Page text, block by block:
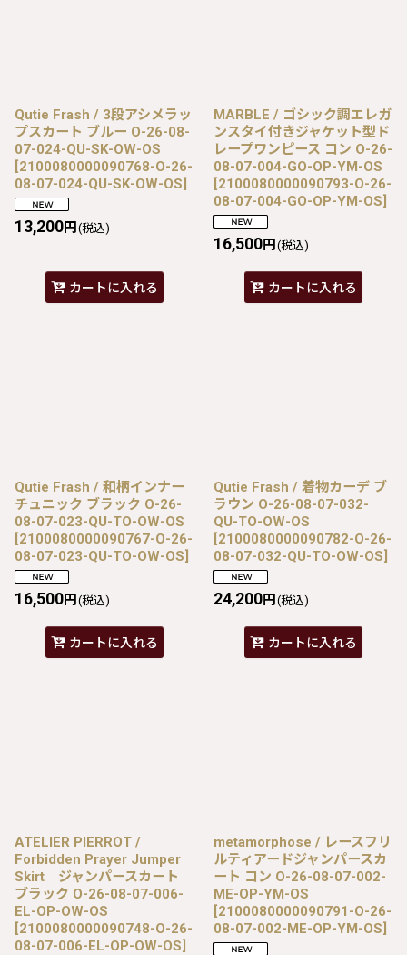
Qutie Frash / 3段アシメラッ
プスカート ブルー O-26-08-
07-024-QU-SK-OW-OS
[2100080000090768-O-26-
08-07-024-QU-SK-OW-OS]
13,200円 (税込)
カートに入れる
MARBLE / ゴシック調エレガ
ンスタイ付きジャケット型ド
レープワンピース コン O-26-
08-07-004-GO-OP-YM-OS
[2100080000090793-O-26-
08-07-004-GO-OP-YM-OS]
16,500円 (税込)
カートに入れる
Qutie Frash / 和柄インナー
チュニック ブラック O-26-
08-07-023-QU-TO-OW-OS
[2100080000090767-O-26-
08-07-023-QU-TO-OW-OS]
16,500円 (税込)
カートに入れる
Qutie Frash / 着物カーデ ブ
ラウン O-26-08-07-032-
QU-TO-OW-OS
[2100080000090782-O-26-
08-07-032-QU-TO-OW-OS]
24,200円 (税込)
カートに入れる
ATELIER PIERROT /
Forbidden Prayer Jumper
Skirt ジャンパースカート
ブラック O-26-08-07-006-
EL-OP-OW-OS
[2100080000090748-O-26-
08-07-006-EL-OP-OW-OS]
metamorphose / レースフリ
ルティアードジャンパースカ
ート コン O-26-08-07-002-
ME-OP-YM-OS
[2100080000090791-O-26-
08-07-002-ME-OP-YM-OS]